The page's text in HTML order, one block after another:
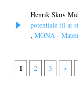
Henrik Skov
potentiale til at
, MONA -
1 2 3 >